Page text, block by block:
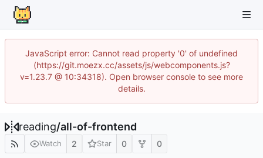
JavaScript error: Cannot read property '0' of undefined
(https://git.moezx.cc/assets/js/webcomponents.js?
v=1.23.7 @ 10:34318). Open browser console to see more
details.
reading/all-of-frontend
Watch 2 Star 0 0